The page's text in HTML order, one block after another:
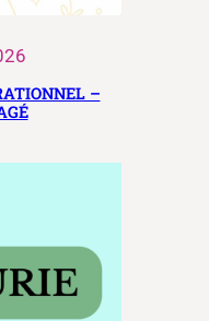
–